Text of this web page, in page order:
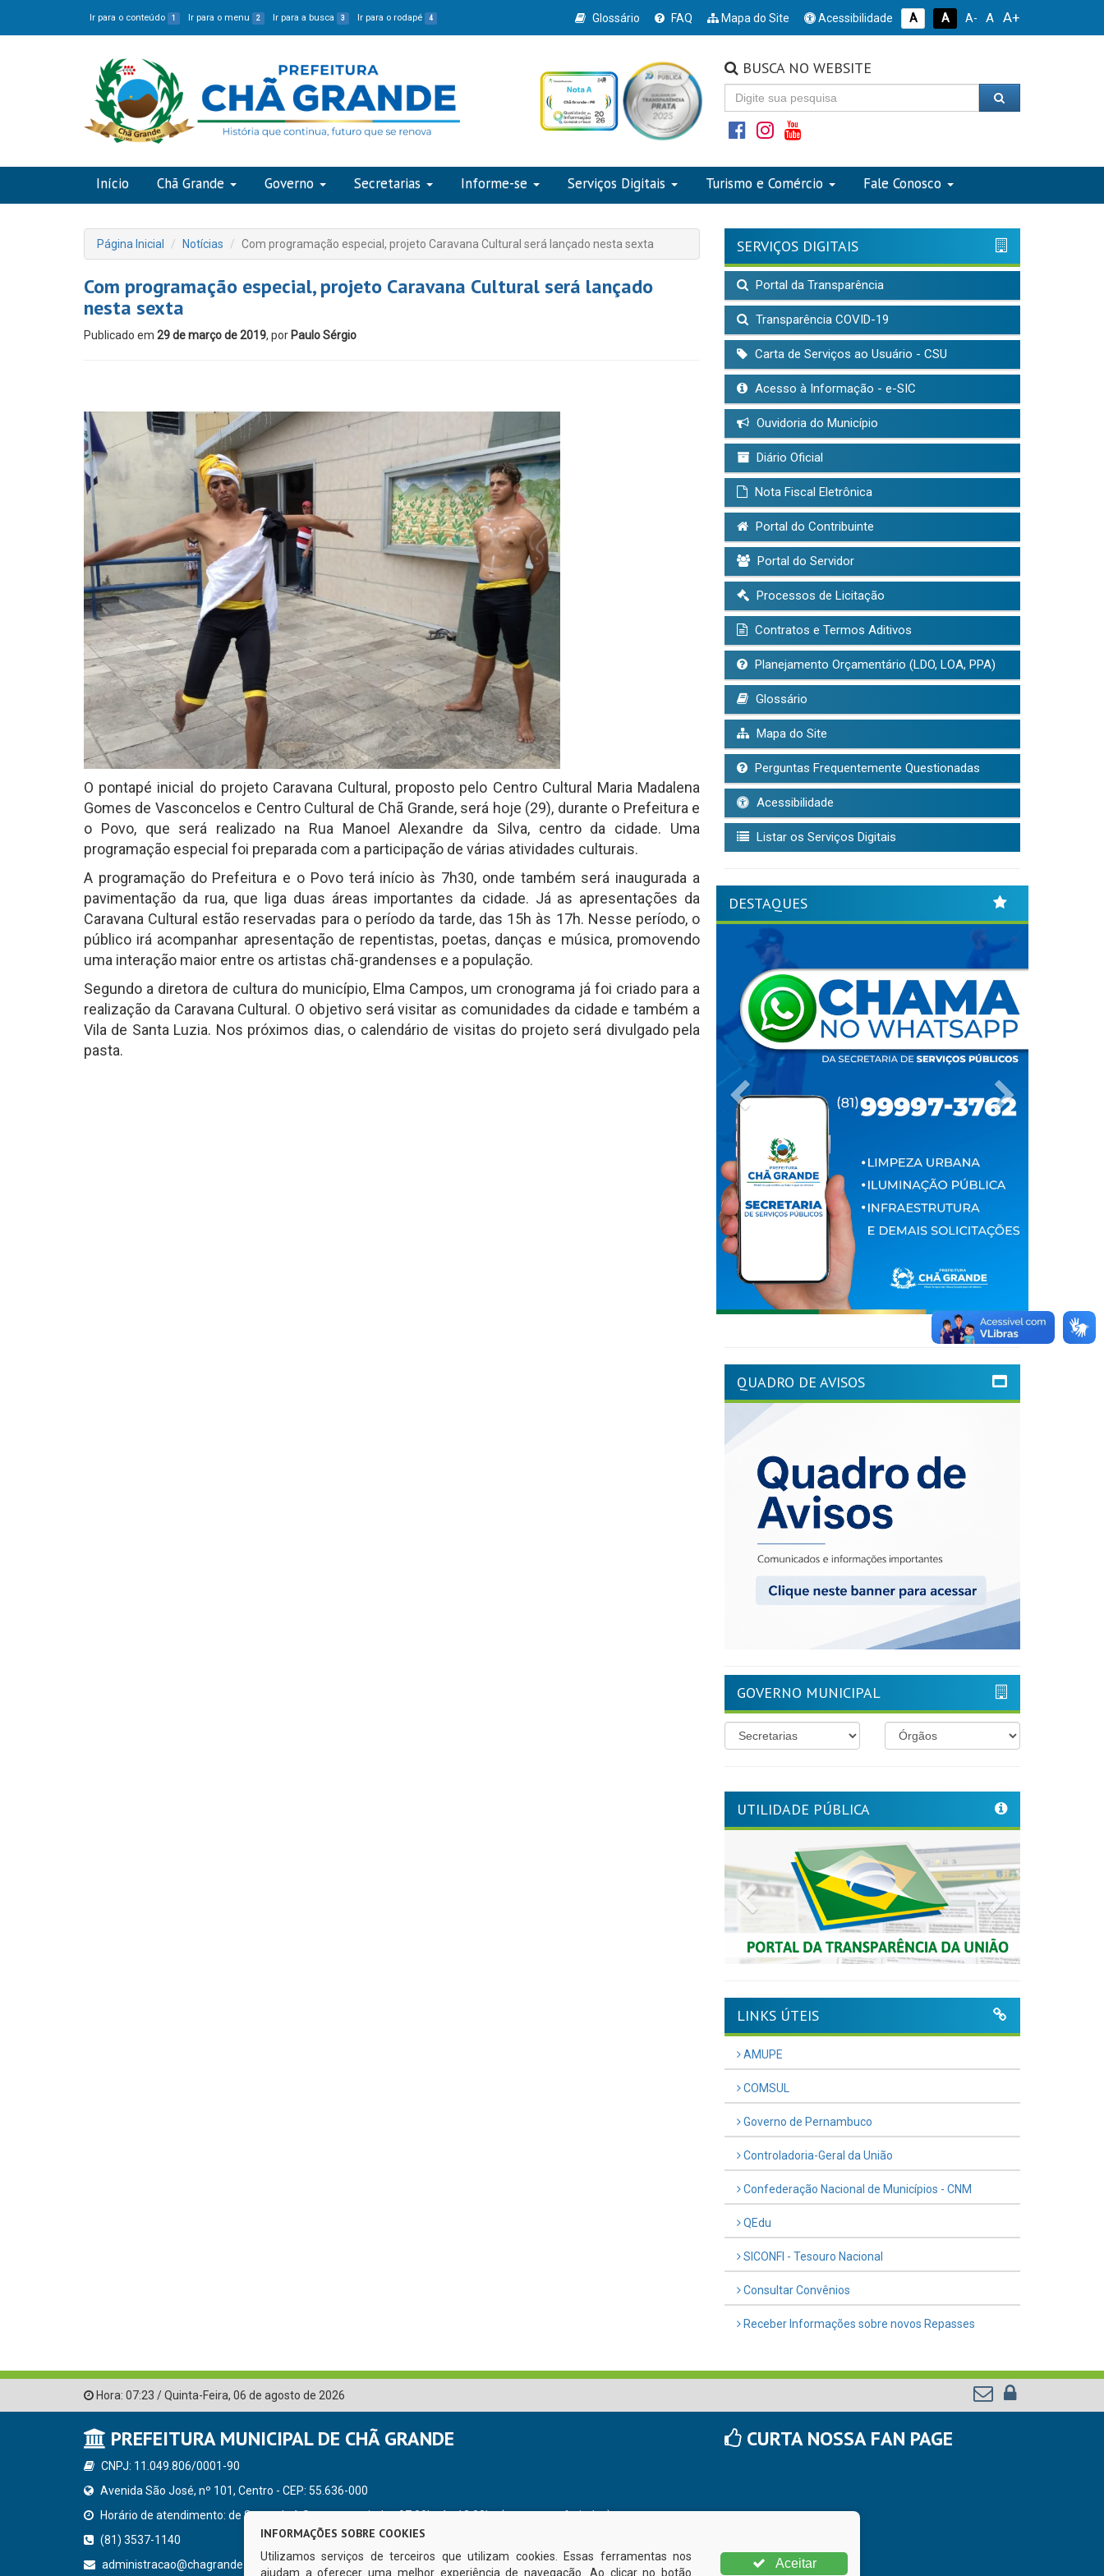
Ir para o conteúdo 1 Ir para o menu 2 Ir para a busca 3 Ir para o rodapé 4 Glossário FAQ Mapa do Site Acessibilidade A A A- A A+
BUSCA NO WEBSITE
Início Chã Grande Governo Secretarias Informe-se Serviços Digitais Turismo e Comércio Fale Conosco
Página Inicial Notícias Com programação especial, projeto Caravana Cultural será lançado nesta sexta
Com programação especial, projeto Caravana Cultural será lançado
nesta sexta
Publicado em 29 de março de 2019, por Paulo Sérgio
O pontapé inicial do projeto Caravana Cultural, proposto pelo Centro Cultural Maria Madalena
Gomes de Vasconcelos e Centro Cultural de Chã Grande, será hoje (29), durante o Prefeitura e
o Povo, que será realizado na Rua Manoel Alexandre da Silva, centro da cidade. Uma
programação especial foi preparada com a participação de várias atividades culturais.
A programação do Prefeitura e o Povo terá início às 7h30, onde também será inaugurada a
pavimentação da rua, que liga duas áreas importantes da cidade. Já as apresentações da
Caravana Cultural estão reservadas para o período da tarde, das 15h às 17h. Nesse período, o
público irá acompanhar apresentação de repentistas, poetas, danças e música, promovendo
uma interação maior entre os artistas chã-grandenses e a população.
Segundo a diretora de cultura do município, Elma Campos, um cronograma já foi criado para a
realização da Caravana Cultural. O objetivo será visitar as comunidades da cidade e também a
Vila de Santa Luzia. Nos próximos dias, o calendário de visitas do projeto será divulgado pela
pasta.
SERVIÇOS DIGITAIS
Portal da Transparência
Transparência COVID-19
Carta de Serviços ao Usuário - CSU
Acesso à Informação - e-SIC
Ouvidoria do Município
Diário Oficial
Nota Fiscal Eletrônica
Portal do Contribuinte
Portal do Servidor
Processos de Licitação
Contratos e Termos Aditivos
Planejamento Orçamentário (LDO, LOA, PPA)
Glossário
Mapa do Site
Perguntas Frequentemente Questionadas
Acessibilidade
Listar os Serviços Digitais
DESTAQUES
Previous
QUADRO DE AVISOS
GOVERNO MUNICIPAL
UTILIDADE PÚBLICA
Previous
LINKS ÚTEIS
AMUPE
COMSUL
Governo de Pernambuco
Controladoria-Geral da União
Confederação Nacional de Municípios - CNM
QEdu
SICONFI - Tesouro Nacional
Consultar Convênios
Receber Informações sobre novos Repasses
Hora: 07:23 /Quinta-Feira, 06 de agosto de 2026
PREFEITURA MUNICIPAL DE CHÃ GRANDE
CNPJ: 11.049.806/0001-90
Avenida São José, nº 101, Centro - CEP: 55.636-000
Horário de atendimento: de Segunda à Sexta, a partir das 07:00hs às 13:00hs (exceto nos feriados)
(81) 3537-1140
administracao@chagrande.pe.gov.br
CURTA NOSSA FAN PAGE
INFORMAÇÕES SOBRE COOKIES
Utilizamos serviços de terceiros que utilizam cookies. Essas ferramentas nos
ajudam a oferecer uma melhor experiência de navegação. Ao clicar no botão
Aceitar